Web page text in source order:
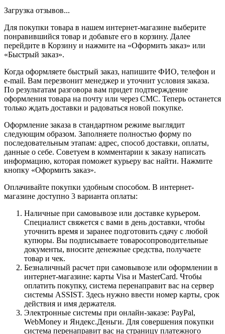
Загрузка отзывов...
Для покупки товара в нашем интернет-магазине выберите
понравившийся товар и добавьте его в корзину. Далее
перейдите в Корзину и нажмите на «Оформить заказ» или
«Быстрый заказ».
Когда оформляете быстрый заказ, напишите ФИО, телефон и
e-mail. Вам перезвонит менеджер и уточнит условия заказа.
По результатам разговора вам придет подтверждение
оформления товара на почту или через СМС. Теперь останется
только ждать доставки и радоваться новой покупке.
Оформление заказа в стандартном режиме выглядит
следующим образом. Заполняете полностью форму по
последовательным этапам: адрес, способ доставки, оплаты,
данные о себе. Советуем в комментарии к заказу написать
информацию, которая поможет курьеру вас найти. Нажмите
кнопку «Оформить заказ».
Оплачивайте покупки удобным способом. В интернет-
магазине доступно 3 варианта оплаты:
Наличные при самовывозе или доставке курьером.
Специалист свяжется с вами в день доставки, чтобы
уточнить время и заранее подготовить сдачу с любой
купюры. Вы подписываете товаросопроводительные
документы, вносите денежные средства, получаете
товар и чек.
Безналичный расчет при самовывозе или оформлении в
интернет-магазине: карты Visa и MasterCard. Чтобы
оплатить покупку, система перенаправит вас на сервер
системы ASSIST. Здесь нужно ввести номер карты, срок
действия и имя держателя.
Электронные системы при онлайн-заказе: PayPal,
WebMoney и Яндекс.Деньги. Для совершения покупки
система перенаправит вас на страницу платежного